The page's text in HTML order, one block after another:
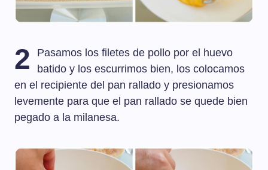
2
Pasamos los filetes de pollo por el huevo
batido y los escurrimos bien, los colocamos
en el recipiente del pan rallado y presionamos
levemente para que el pan rallado se quede bien
pegado a la milanesa.